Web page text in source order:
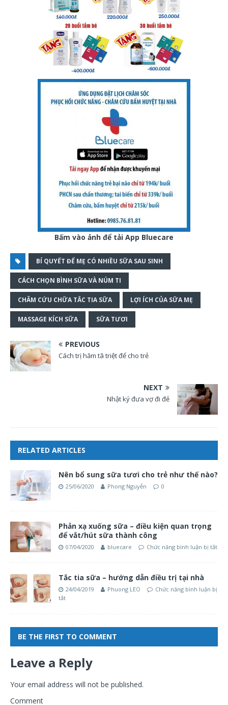
Bấm vào ảnh để tải App Bluecare
BÍ QUYẾT ĐỂ MẸ CÓ NHIỀU SỮA SAU SINH
CÁCH CHỌN BÌNH SỮA VÀ NÚM TI
CHÂM CỨU CHỮA TẮC TIA SỮA LỢI ÍCH CỦA SỮA MẸ
MASSAGE KÍCH SỮA SỮA TƯƠI
PREVIOUS
Cách trị hăm tã triệt để cho trẻ
NEXT
Nhật ký đưa vợ đi đẻ
RELATED ARTICLES
Nên bổ sung sữa tươi cho trẻ như thế nào?
25/06/2020 Phong Nguyễn 0
Phản xạ xuống sữa – điều kiện quan trọng
để vắt/hút sữa thành công
07/04/2020 bluecare Chức năng bình luận bị tắt
Tắc tia sữa – hướng dẫn điều trị tại nhà
24/04/2019 Phuong LEO
Chức năng bình luận bị
tắt
BE THE FIRST TO COMMENT
Leave a Reply
Your email address will not be published.
Comment